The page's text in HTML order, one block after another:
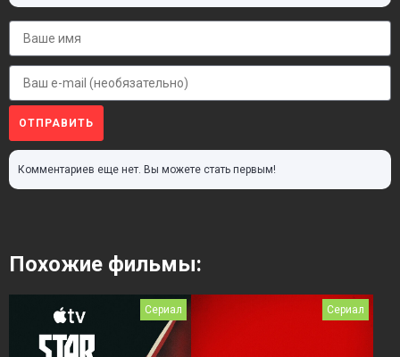
ОТПРАВИТЬ
Комментариев еще нет. Вы можете стать первым!
Похожие фильмы:
Сериал Сериал